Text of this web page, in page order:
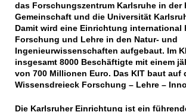
das Forschungszentrum Karlsruhe in der
Gemeinschaft und die Universität
Damit wird eine Einrichtung international
Forschung und Lehre in den Natur- und
Ingenieurwissenschaften aufgebaut. Im
insgesamt 8000 Beschäftigte mit einem
von 700 Millionen Euro. Das KIT baut auf
Wissensdreieck Forschung – Lehre –
Die Karlsruher Einrichtung ist ein